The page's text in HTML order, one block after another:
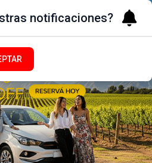
notificaciones?